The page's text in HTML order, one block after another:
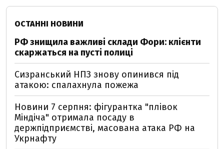
ОСТАННІ НОВИНИ
РФ знищила важливі склади Фори: клієнти
скаржаться на пусті полиці
Сизранський НПЗ знову опинився під
атакою: спалахнула пожежа
Новини 7 серпня: фігурантка "плівок
Міндіча" отримала посаду в
держпідприємстві, масована атака РФ на
Укрнафту